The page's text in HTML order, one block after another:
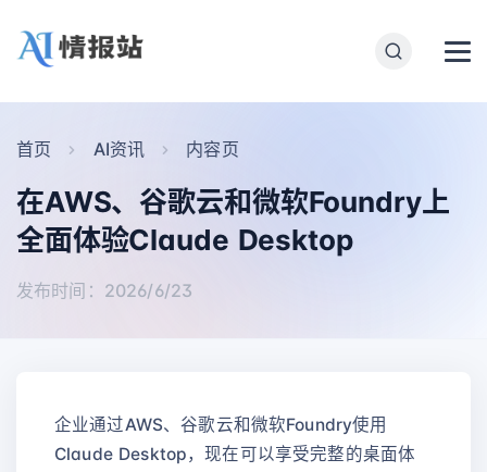
首页 AI资讯 内容页
在AWS、谷歌云和微软Foundry上
全面体验Claude Desktop
发布时间：2026/6/23
企业通过AWS、谷歌云和微软Foundry使用
Claude Desktop，现在可以享受完整的桌面体